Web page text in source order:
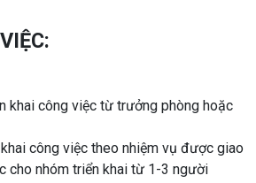
khai công việc từ trưởng phòng hoặc
công việc theo nhiệm vụ được giao
cho nhóm triển khai từ 1-3 người